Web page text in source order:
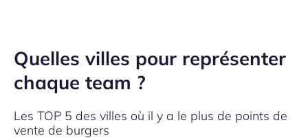
Quelles villes pour représenter
chaque team ?
Les TOP 5 des villes où il y a le plus de points de
vente de burgers